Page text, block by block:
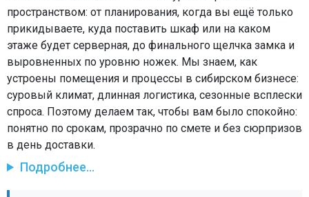
пространством: от планирования, когда вы ещё только
прикидываете, куда поставить шкаф или на каком
этаже будет серверная, до финального щелчка замка и
выровненных по уровню ножек. Мы знаем, как
устроены помещения и процессы в сибирском бизнесе:
суровый климат, длинная логистика, сезонные всплески
спроса. Поэтому делаем так, чтобы вам было спокойно:
понятно по срокам, прозрачно по смете и без сюрпризов
в день доставки.
Подробнее...